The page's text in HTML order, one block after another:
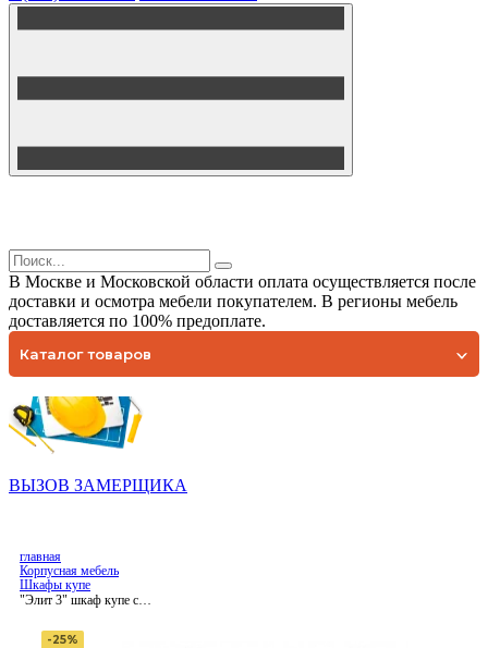
В Москве и Московской области оплата осуществляется после
доставки и осмотра мебели покупателем. В регионы мебель
доставляется по 100% предоплате.
Каталог товаров
ВЫЗОВ ЗАМЕРЩИКА
главная
Корпусная мебель
Шкафы купе
"Элит 3" шкаф купе с
дверей-25%